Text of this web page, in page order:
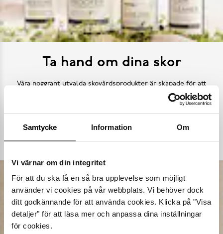
Samtycke Information Om
Vi värnar om din integritet
För att du ska få en så bra upplevelse som möjligt
använder vi cookies på vår webbplats. Vi behöver dock
ditt godkännande för att använda cookies. Klicka på "Visa
detaljer" för att läsa mer och anpassa dina inställningar
för cookies.
Ta hand om dina skor
Våra noggrant utvalda skovårdsprodukter är skapade för att
förlänga livslängden på dina skor samtidigt som de behåller
deras ursprungliga skönhet. Från rengöring och återfuktning till